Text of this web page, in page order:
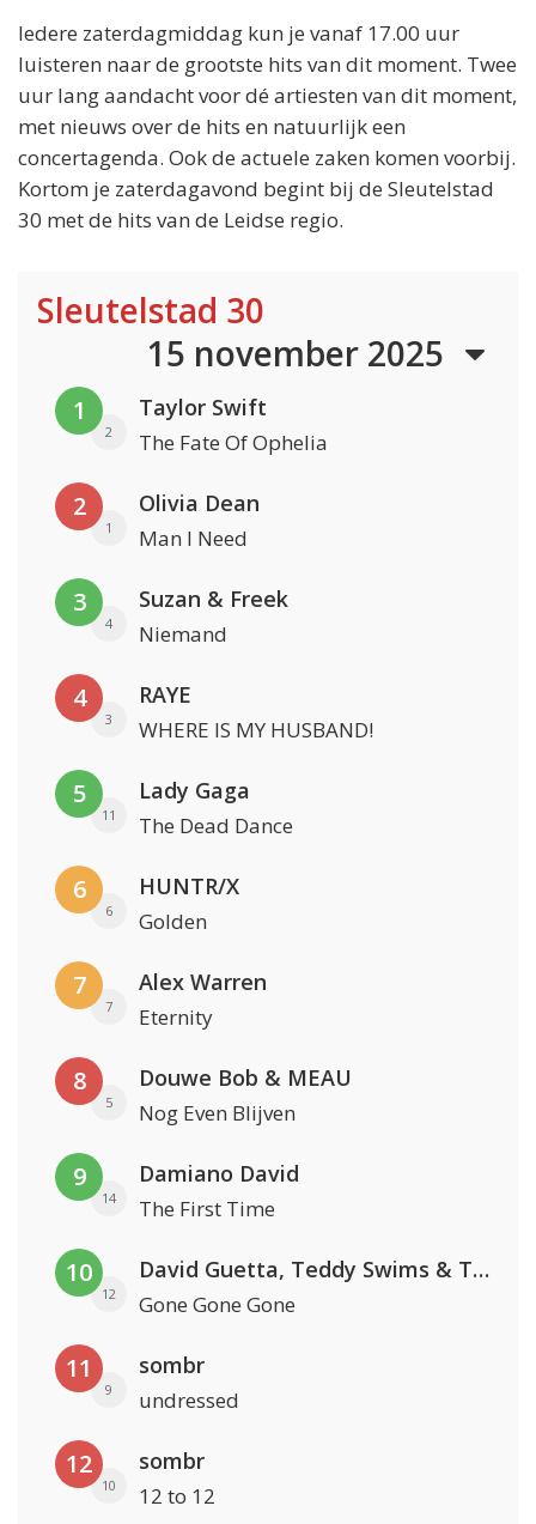
Iedere zaterdagmiddag kun je vanaf 17.00 uur
luisteren naar de grootste hits van dit moment. Twee
uur lang aandacht voor dé artiesten van dit moment,
met nieuws over de hits en natuurlijk een
concertagenda. Ook de actuele zaken komen voorbij.
Kortom je zaterdagavond begint bij de Sleutelstad
30 met de hits van de Leidse regio.
Sleutelstad 30
15 november 2025
1
2
Taylor Swift
The Fate Of Ophelia
2
1
Olivia Dean
Man I Need
3
4
Suzan & Freek
Niemand
4
3
RAYE
WHERE IS MY HUSBAND!
5
11
Lady Gaga
The Dead Dance
6
6
HUNTR/X
Golden
7
7
Alex Warren
Eternity
8
5
Douwe Bob & MEAU
Nog Even Blijven
9
14
Damiano David
The First Time
10
12
David Guetta, Teddy Swims & Tones And I
Gone Gone Gone
11
9
sombr
undressed
12
10
sombr
12 to 12